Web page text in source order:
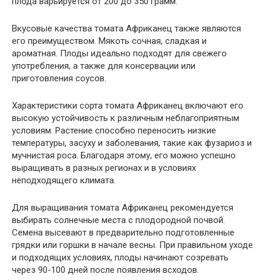
Вкусовые качества томата Африканец также являются
его преимуществом. Мякоть сочная, сладкая и
ароматная. Плоды идеально подходят для свежего
употребления, а также для консервации или
приготовления соусов.
Характеристики сорта томата Африканец включают его
высокую устойчивость к различным неблагоприятным
условиям. Растение способно переносить низкие
температуры, засуху и заболевания, такие как фузариоз и
мучнистая роса. Благодаря этому, его можно успешно
выращивать в разных регионах и в условиях
неподходящего климата.
Для выращивания томата Африканец рекомендуется
выбирать солнечные места с плодородной почвой.
Семена высевают в предварительно подготовленные
грядки или горшки в начале весны. При правильном уходе
и подходящих условиях, плоды начинают созревать
через 90-100 дней после появления всходов.